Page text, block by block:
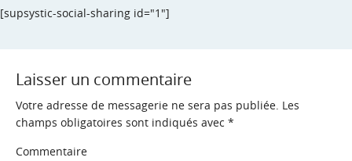
[supsystic-social-sharing id="1"]
Laisser un commentaire
Votre adresse de messagerie ne sera pas publiée. Les
champs obligatoires sont indiqués avec *
Commentaire